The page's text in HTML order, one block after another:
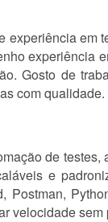
em
experiência
Gosto de
com qualidade.
de
e
Postman,
velocidade